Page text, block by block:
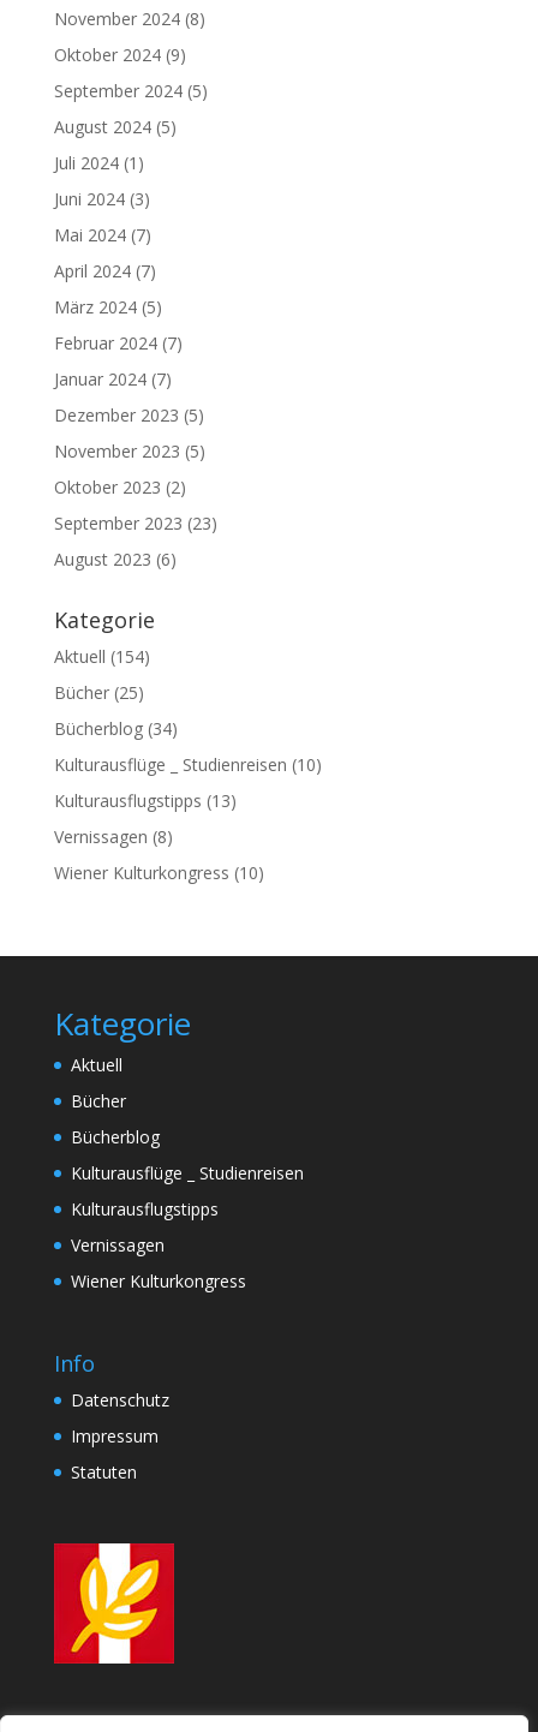
November 2024(8)
Oktober 2024(9)
September 2024(5)
August 2024(5)
Juli 2024(1)
Juni 2024(3)
Mai 2024(7)
April 2024(7)
März 2024(5)
Februar 2024(7)
Januar 2024(7)
Dezember 2023 (5)
November 2023 (5)
Oktober 2023 (2)
September 2023 (23)
August 2023 (6)
Kategorie
Aktuell (154)
Bücher(25)
Bücherblog(34)
Kulturausflüge _ Studienreisen (10)
Kulturausflugstipps (13)
Vernissagen (8)
Wiener Kulturkongress (10)
Kategorie
Aktuell
Bücher
Bücherblog
Kulturausflüge _ Studienreisen
Kulturausflugstipps
Vernissagen
Wiener Kulturkongress
Info
Datenschutz
Impressum
Statuten